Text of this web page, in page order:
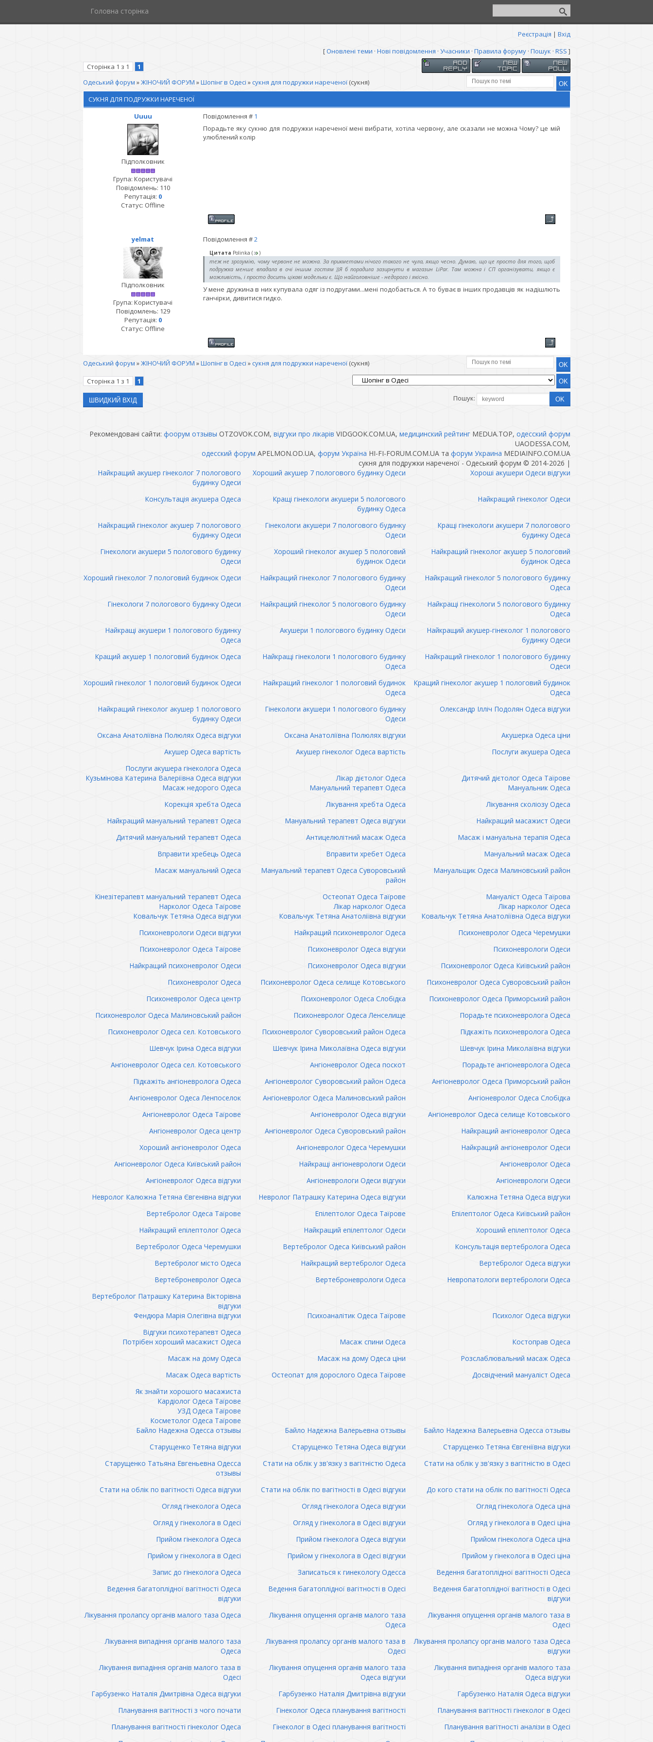
Головна сторінка
Реєстрація | Вхід
[Оновлені теми · Нові повідомлення · Учасники · Правила форуму· Пошук · RSS ]
Сторінка 1 з 1
1
Одеський форум »ЖІНОЧИЙ ФОРУМ »Шопінг в Одесі »сукня для подружки нареченої (сукня)
СУКНЯ ДЛЯ ПОДРУЖКИ НАРЕЧЕНОЇ
Uuuu
Повідомлення # 1
Підполковник
Група: Користувачі
Повідомлень: 110
Репутація: 0
Статус: Offline
Порадьте яку сукню для подружки нареченої мені вибрати, хотіла червону, але сказали не можна Чому? це мій
улюблений колір
yelmat Повідомлення #2
Підполковник
Група: Користувачі
Повідомлень: 129
Репутація: 0
Статус: Offline
Цитата Polinka ( )
теж не зрозумію, чому червоне не можна. За прикметами нічого такого не чула, якщо чесно. Думаю, що це просто для того, щоб
подружка менше впадала в очі іншим гостям ))Я б порадила зазирнути в магазин LiPar. Там можна і СП організувати, якщо є
можливість, і просто досить цікаві модельки є. Що найголовніше - недорого і якісно.
У мене дружина в них купувала одяг із подругами...мені подобається. А то буває в інших продавців як надішлють
ганчірки, дивитися гидко.
Одеський форум »ЖІНОЧИЙ ФОРУМ »Шопінг в Одесі »сукня для подружки нареченої (сукня)
Сторінка 1 з 1
1
Пошук:
Рекомендовані сайти: фоорум отзывы OTZOVOK.COM, відгуки про лікарів VIDGOOK.COM.UA, медицинский рейтингMEDUA.TOP, одесский форум
UAODESSA.COM,
одесский форум APELMON.OD.UA, форум Україна HI-FI-FORUM.COM.UA та форум Украина MEDIAINFO.COM.UA
сукня для подружки нареченої - Одеський форум © 2014-2026 |
Найкращий акушер гінеколог 7 пологового
будинку Одеси
Хороший акушер 7 пологового будинку Одеси Хороші акушери Одеси відгуки
Консультація акушера Одеса
Кращі гінекологи акушери 5 пологового
будинку Одеса
Найкращий гінеколог Одеси
Найкращий гінеколог акушер 7 пологового
будинку Одеси
Гінекологи акушери 7 пологового будинку
Одеси
Кращі гінекологи акушери 7 пологового
будинку Одеса
Гінекологи акушери 5 пологового будинку
Одеси
Хороший гінеколог акушер 5 пологовий
будинок Одеси
Найкращий гінеколог акушер 5 пологовий
будинок Одеса
Хороший гінеколог 7 пологовий будинок Одеси
Найкращий гінеколог 7 пологового будинку
Одеси
Найкращий гінеколог 5 пологового будинку
Одеса
Гінекологи 7 пологового будинку Одеси
Найкращий гінеколог 5 пологового будинку
Одеси
Найкращі гінекологи 5 пологового будинку
Одеса
Найкращі акушери 1 пологового будинку
Одеса
Акушери 1 пологового будинку Одеси
Найкращий акушер-гінеколог 1 пологового
будинку Одеси
Кращий акушер 1 пологовий будинок Одеса
Найкращі гінекологи 1 пологового будинку
Одеса
Найкращий гінеколог 1 пологового будинку
Одеси
Хороший гінеколог 1 пологовий будинок Одеси
Найкращий гінеколог 1 пологовий будинок
Одеса
Кращий гінеколог акушер 1 пологовий будинок
Одеса
Найкращий гінеколог акушер 1 пологового
будинку Одеси
Гінекологи акушери 1 пологового будинку
Одеси
Олександр Ілліч Подолян Одеса відгуки
Оксана Анатоліївна Полюлях Одеса відгуки Оксана Анатоліївна Полюлях відгуки
Акушерка Одеса ціни
Акушер Одеса вартість
Акушер гінеколог Одеса вартість
Послуги акушера Одеса
Послуги акушера гінеколога Одеса
Кузьмінова Катерина Валеріївна Одеса відгуки
Лікар дієтолог Одеса
Дитячий дієтолог Одеса Таїрове
Масаж недорого Одеса
Мануальний терапевт Одеса
Мануальник Одеса
Корекція хребта Одеса
Лікування хребта Одеса
Лікування сколіозу Одеса
Найкращий мануальний терапевт Одеса
Мануальний терапевт Одеса відгуки
Найкращий масажист Одеси
Дитячий мануальний терапевт Одеса
Антицелюлітний масаж Одеса
Масаж і мануальна терапія Одеса
Вправити хребець Одеса
Вправити хребет Одеса
Мануальний масаж Одеса
Масаж мануальний Одеса
Мануальний терапевт Одеса Суворовський
район
Мануальщик Одеса Малиновський район
Кінезітерапевт мануальний терапевт Одеса Остеопат Одеса Таїрове
Мануаліст Одеса Таїрова
Нарколог Одеса Таїрове
Лікар нарколог Одеса
Лікар нарколог Одеса
Ковальчук Тетяна Одеса відгуки
Ковальчук Тетяна Анатоліївна відгуки
Ковальчук Тетяна Анатоліївна Одеса відгуки
Психоневрологи Одеси відгуки
Найкращий психоневролог Одеса
Психоневролог Одеса Черемушки
Психоневролог Одеса Таїрове
Психоневролог Одеса відгуки
Психоневрологи Одеси
Найкращий психоневролог Одеси
Психоневролог Одеса відгуки
Психоневролог Одеса Київський район
Психоневролог Одеса
Психоневролог Одеса селище Котовського
Психоневролог Одеса Суворовський район
Психоневролог Одеса центр
Психоневролог Одеса Слобідка
Психоневролог Одеса Приморський район
Психоневролог Одеса Малиновський район
Психоневролог Одеса Ленселище
Порадьте психоневролога Одеса
Психоневролог Одеса сел. Котовського
Психоневролог Суворовський район Одеса
Підкажіть психоневролога Одеса
Шевчук Ірина Одеса відгуки
Шевчук Ірина Миколаївна Одеса відгуки
Шевчук Ірина Миколаївна відгуки
Ангіоневролог Одеса сел. Котовського
Ангіоневролог Одеса поскот
Порадьте ангіоневролога Одеса
Підкажіть ангіоневролога Одеса
Ангіоневролог Суворовський район Одеса
Ангіоневролог Одеса Приморський район
Ангіоневролог Одеса Ленпоселок
Ангіоневролог Одеса Малиновський район
Ангіоневролог Одеса Слобідка
Ангіоневролог Одеса Таїрове
Ангіоневролог Одеса відгуки
Ангіоневролог Одеса селище Котовського
Ангіоневролог Одеса центр
Ангіоневролог Одеса Суворовський район
Найкращий ангіоневролог Одеса
Хороший ангіоневролог Одеса
Ангіоневролог Одеса Черемушки
Найкращий ангіоневролог Одеси
Ангіоневролог Одеса Київський район
Найкращі ангіоневрологи Одеси
Ангіоневролог Одеса
Ангіоневролог Одеса відгуки
Ангіоневрологи Одеси відгуки
Ангіоневрологи Одеси
Невролог Калюжна Тетяна Євгенівна відгуки
Невролог Патрашку Катерина Одеса відгуки
Калюжна Тетяна Одеса відгуки
Вертебролог Одеса Таїрове
Епілептолог Одеса Таїрове
Епілептолог Одеса Київський район
Найкращий епілептолог Одеса
Найкращий епілептолог Одеси
Хороший епілептолог Одеса
Вертебролог Одеса Черемушки
Вертебролог Одеса Київський район
Консультація вертебролога Одеса
Вертебролог місто Одеса
Найкращий вертебролог Одеса
Вертебролог Одеса відгуки
Вертеброневролог Одеса
Вертеброневрологи Одеса
Невропатологи вертебрологи Одеса
Вертебролог Патрашку Катерина Вікторівна
відгуки
Фендюра Марія Олегівна відгуки
Психоаналітик Одеса Таїрове
Психолог Одеса відгуки
Відгуки психотерапевт Одеса
Потрібен хороший масажист Одеса
Масаж спини Одеса
Костоправ Одеса
Масаж на дому Одеса
Масаж на дому Одеса ціни
Розслаблювальний масаж Одеса
Масаж Одеса вартість
Остеопат для дорослого Одеса Таїрове
Досвідчений мануаліст Одеса
Як знайти хорошого масажиста
Кардіолог Одеса Таїрове
УЗД Одеса Таїрове
Косметолог Одеса Таїрове
Байло Надежна Одесса отзывы
Байло Надежна Валерьевна отзывы
Байло Надежна Валерьевна Одесса отзывы
Старущенко Тетяна відгуки
Старущенко Тетяна Одеса відгуки
Старущенко Тетяна Євгеніївна відгуки
Старущенко Татьяна Евгеньевна Одесса
отзывы
Стати на облік у зв'язку з вагітністю Одеса Стати на облік у зв'язку з вагітністю в Одесі
Стати на облік по вагітності Одеса відгуки Стати на облік по вагітності в Одесі відгуки
До кого стати на облік по вагітності Одеса
Огляд гінеколога Одеса
Огляд гінеколога Одеса відгуки
Огляд гінеколога Одеса ціна
Огляд у гінеколога в Одесі
Огляд у гінеколога в Одесі відгуки
Огляд у гінеколога в Одесі ціна
Прийом гінеколога Одеса
Прийом гінеколога Одеса відгуки
Прийом гінеколога Одеса ціна
Прийом у гінеколога в Одесі
Прийом у гінеколога в Одесі відгуки
Прийом у гінеколога в Одесі ціна
Запис до гінеколога Одеса
Записаться к гинекологу Одесса
Ведення багатоплідної вагітності Одеса
Ведення багатоплідної вагітності Одеса
відгуки
Ведення багатоплідної вагітності в Одесі
Ведення багатоплідної вагітності в Одесі
відгуки
Лікування пролапсу органів малого таза Одеса
Лікування опущення органів малого таза
Одеса
Лікування опущення органів малого таза в
Одесі
Лікування випадіння органів малого таза
Одеса
Лікування пролапсу органів малого таза в
Одесі
Лікування пролапсу органів малого таза Одеса
відгуки
Лікування випадіння органів малого таза в
Одесі
Лікування опущення органів малого таза
Одеса відгуки
Лікування випадіння органів малого таза
Одеса відгуки
Гарбузенко Наталія Дмитрівна Одеса відгуки
Гарбузенко Наталія Дмитрівна відгуки
Гарбузенко Наталія Одеса відгуки
Планування вагітності з чого почати
Гінеколог Одеса планування вагітності
Планування вагітності гінеколог в Одесі
Планування вагітності гінеколог Одеса
Гінеколог в Одесі планування вагітності
Планування вагітності аналізи в Одесі